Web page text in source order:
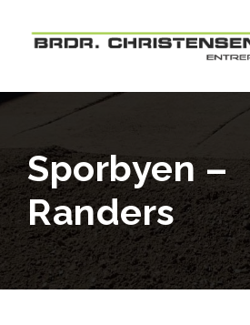
Sporbyen –
Randers